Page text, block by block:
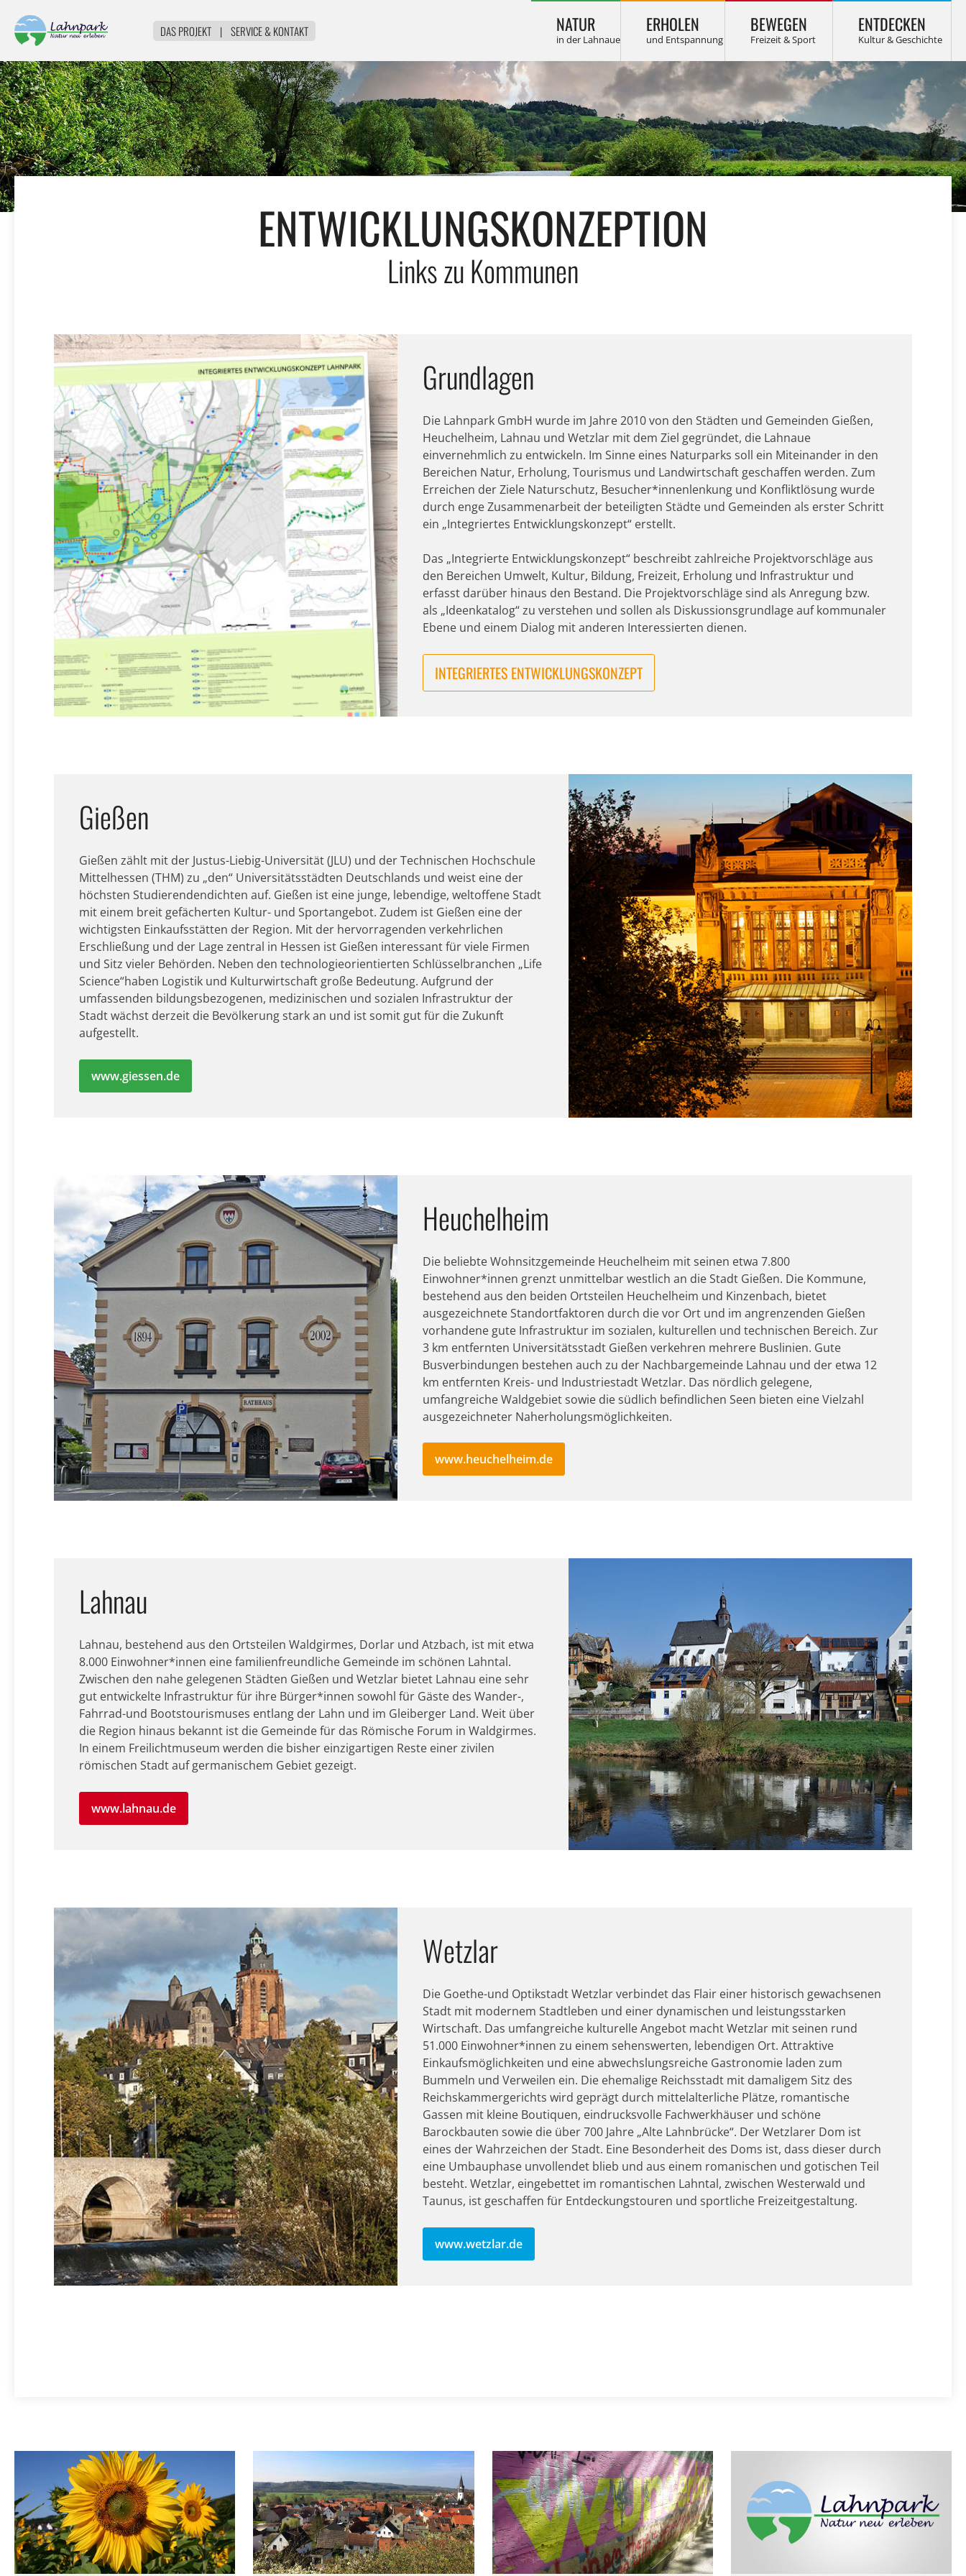
DAS PROJEKT |SERVICE & KONTAKT NATUR ERHOLEN BEWEGEN ENTDECKEN
ENTWICKLUNGSKONZEPTION
Links zu Kommunen
Grundlagen
Die Lahnpark GmbH wurde im Jahre 2010 von den Städten und Gemeinden Gießen,
Heuchelheim, Lahnau und Wetzlar mit dem Ziel gegründet, die Lahnaue
einvernehmlich zu entwickeln. Im Sinne eines Naturparks soll ein Miteinander in den
Bereichen Natur, Erholung, Tourismus und Landwirtschaft geschaffen werden. Zum
Erreichen der Ziele Naturschutz, Besucher*innenlenkung und Konfliktlösung wurde
durch enge Zusammenarbeit der beteiligten Städte und Gemeinden als erster Schritt
ein „Integriertes Entwicklungskonzept“ erstellt.
Das „Integrierte Entwicklungskonzept“ beschreibt zahlreiche Projektvorschläge aus
den Bereichen Umwelt, Kultur, Bildung, Freizeit, Erholung und Infrastruktur und
erfasst darüber hinaus den Bestand. Die Projektvorschläge sind als Anregung bzw.
als „Ideenkatalog“ zu verstehen und sollen als Diskussionsgrundlage auf kommunaler
Ebene und einem Dialog mit anderen Interessierten dienen.
INTEGRIERTES ENTWICKLUNGSKONZEPT
Gießen
Gießen zählt mit der Justus-Liebig-Universität (JLU) und der Technischen Hochschule
Mittelhessen (THM) zu „den“ Universitätsstädten Deutschlands und weist eine der
höchsten Studierendendichten auf. Gießen ist eine junge, lebendige, weltoffene Stadt
mit einem breit gefächerten Kultur- und Sportangebot. Zudem ist Gießen eine der
wichtigsten Einkaufsstätten der Region. Mit der hervorragenden verkehrlichen
Erschließung und der Lage zentral in Hessen ist Gießen interessant für viele Firmen
und Sitz vieler Behörden. Neben den technologieorientierten Schlüsselbranchen „Life
Science“haben Logistik und Kulturwirtschaft große Bedeutung. Aufgrund der
umfassenden bildungsbezogenen, medizinischen und sozialen Infrastruktur der
Stadt wächst derzeit die Bevölkerung stark an und ist somit gut für die Zukunft
aufgestellt.
www.giessen.de
Heuchelheim
Die beliebte Wohnsitzgemeinde Heuchelheim mit seinen etwa 7.800
Einwohner*innen grenzt unmittelbar westlich an die Stadt Gießen. Die Kommune,
bestehend aus den beiden Ortsteilen Heuchelheim und Kinzenbach, bietet
ausgezeichnete Standortfaktoren durch die vor Ort und im angrenzenden Gießen
vorhandene gute Infrastruktur im sozialen, kulturellen und technischen Bereich. Zur
3 km entfernten Universitätsstadt Gießen verkehren mehrere Buslinien. Gute
Busverbindungen bestehen auch zu der Nachbargemeinde Lahnau und der etwa 12
km entfernten Kreis- und Industriestadt Wetzlar. Das nördlich gelegene,
umfangreiche Waldgebiet sowie die südlich befindlichen Seen bieten eine Vielzahl
ausgezeichneter Naherholungsmöglichkeiten.
www.heuchelheim.de
Lahnau
Lahnau, bestehend aus den Ortsteilen Waldgirmes, Dorlar und Atzbach, ist mit etwa
8.000 Einwohner*innen eine familienfreundliche Gemeinde im schönen Lahntal.
Zwischen den nahe gelegenen Städten Gießen und Wetzlar bietet Lahnau eine sehr
gut entwickelte Infrastruktur für ihre Bürger*innen sowohl für Gäste des Wander-,
Fahrrad-und Bootstourismuses entlang der Lahn und im Gleiberger Land. Weit über
die Region hinaus bekannt ist die Gemeinde für das Römische Forum in Waldgirmes.
In einem Freilichtmuseum werden die bisher einzigartigen Reste einer zivilen
römischen Stadt auf germanischem Gebiet gezeigt.
www.lahnau.de
Wetzlar
Die Goethe-und Optikstadt Wetzlar verbindet das Flair einer historisch gewachsenen
Stadt mit modernem Stadtleben und einer dynamischen und leistungsstarken
Wirtschaft. Das umfangreiche kulturelle Angebot macht Wetzlar mit seinen rund
51.000 Einwohner*innen zu einem sehenswerten, lebendigen Ort. Attraktive
Einkaufsmöglichkeiten und eine abwechslungsreiche Gastronomie laden zum
Bummeln und Verweilen ein. Die ehemalige Reichsstadt mit damaligem Sitz des
Reichskammergerichts wird geprägt durch mittelalterliche Plätze, romantische
Gassen mit kleine Boutiquen, eindrucksvolle Fachwerkhäuser und schöne
Barockbauten sowie die über 700 Jahre „Alte Lahnbrücke“. Der Wetzlarer Dom ist
eines der Wahrzeichen der Stadt. Eine Besonderheit des Doms ist, dass dieser durch
eine Umbauphase unvollendet blieb und aus einem romanischen und gotischen Teil
besteht. Wetzlar, eingebettet im romantischen Lahntal, zwischen Westerwald und
Taunus, ist geschaffen für Entdeckungstouren und sportliche Freizeitgestaltung.
www.wetzlar.de